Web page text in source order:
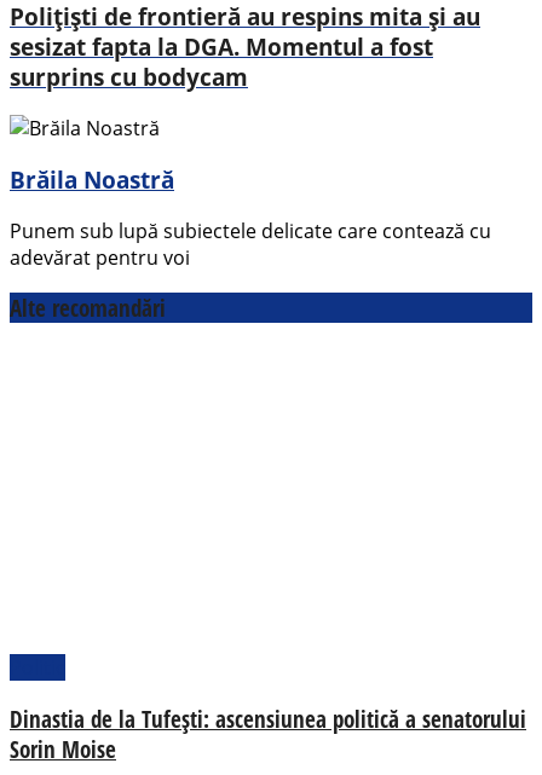
Polițiști de frontieră au respins mita și au
sesizat fapta la DGA. Momentul a fost
surprins cu bodycam
Brăila Noastră
Punem sub lupă subiectele delicate care contează cu
adevărat pentru voi
Alte recomandări
Dinastia de la Tufești: ascensiunea politică a senatorului
Sorin Moise